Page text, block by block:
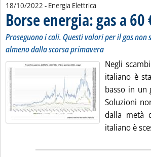
18/10/2022 - Energia Elettrica
Borse energia: gas a
Proseguono i cali. Questi valori per il gas
almeno dalla scorsa primavera
Negli
italiano è
basso in un
Soluzioni
dalla metà
italiano è